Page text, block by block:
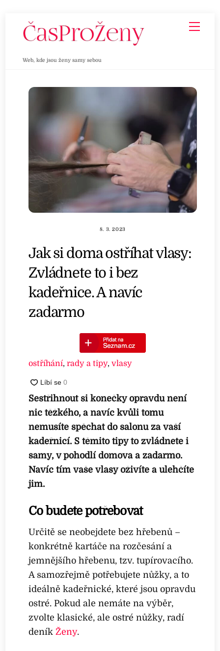
Web, kde jsou ženy samy sebou
8. 3. 2023
Jak si doma ostříhat vlasy:
Zvládnete to i bez
kadeřnice. A navíc
zadarmo
ostříhání,rady a tipy,vlasy
Sestřihnout si konečky opravdu není
nic těžkého, a navíc kvůli tomu
nemusíte spěchat do salonu za vaší
kadeřnicí. S těmito tipy to zvládnete i
samy, v pohodlí domova a zadarmo.
Navíc tím vaše vlasy oživíte a ulehčíte
jim.
Co budete potřebovat
Určitě se neobejdete bez hřebenů –
konkrétně kartáče na rozčesání a
jemnějšího hřebenu, tzv. tupírovacího.
A samozřejmě potřebujete nůžky, a to
ideálně kadeřnické, které jsou opravdu
ostré. Pokud ale nemáte na výběr,
zvolte klasické, ale ostré nůžky, radí
deníkŽeny.